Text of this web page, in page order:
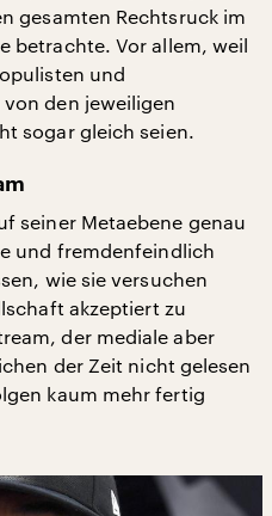
gesamten Rechtsruck im
betrachte. Vor allem, weil
und
den jeweiligen
sogar gleich seien.
seiner Metaebene genau
und fremdenfeindlich
wie sie versuchen
akzeptiert zu
der mediale aber
der Zeit nicht gelesen
kaum mehr fertig